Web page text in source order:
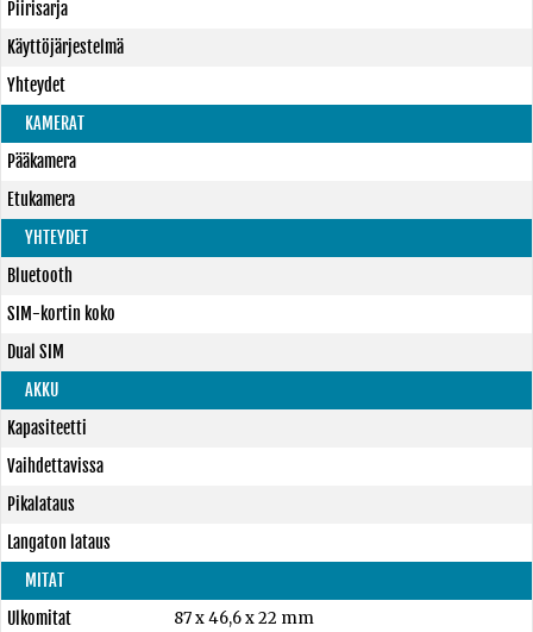
Piirisarja
Käyttöjärjestelmä
Yhteydet
KAMERAT
Pääkamera
Etukamera
YHTEYDET
Bluetooth
SIM-kortin koko
Dual SIM
AKKU
Kapasiteetti
Vaihdettavissa
Pikalataus
Langaton lataus
MITAT
Ulkomitat
87 x 46,6 x 22 mm